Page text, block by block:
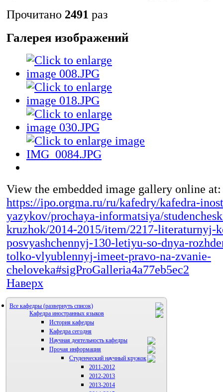
Прочитано 2491 раз
Галерея изображений
View the embedded image gallery online at:
https://ipo.orgma.ru/ru/kafedry/kafedra-
yazykov/prochaya-informatsiya/
kruzhok/2014-2015/item/2217-literaturnyj-
posvyashchennyj-130-letiyu-so-dnya-
tolko-vlyublennyj-imeet-pravo-na-zvanie-
cheloveka#sigProGalleria4a77eb5ec2
Наверх
Все кафедры
Кафедра иностранных языков
История кафедры
Кафедра сегодня
Научная деятельность кафедры
Аспиранты
Прочая информация
Студенческий научный кружок
2011-2012
2012-2013
2013-2014